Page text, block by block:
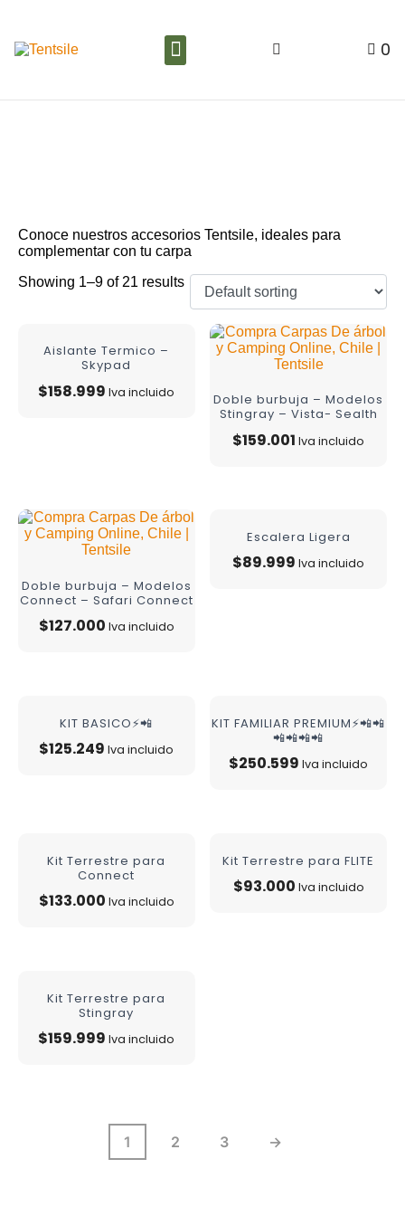
0
Conoce nuestros accesorios Tentsile, ideales para
complementar con tu carpa
Showing 1–9 of 21 results
Aislante Termico –
Skypad
$158.999 Iva incluido
Doble burbuja – Modelos
Stingray – Vista- Sealth
$159.001 Iva incluido
Doble burbuja – Modelos
Connect – Safari Connect
$127.000 Iva incluido
Escalera Ligera
$89.999 Iva incluido
KIT BASICO⚡📲
$125.249 Iva incluido
KIT FAMILIAR PREMIUM⚡📲📲
📲📲📲📲
$250.599 Iva incluido
Kit Terrestre para
Connect
$133.000 Iva incluido
Kit Terrestre para FLITE
$93.000 Iva incluido
Kit Terrestre para
Stingray
$159.999 Iva incluido
1 2 3 →